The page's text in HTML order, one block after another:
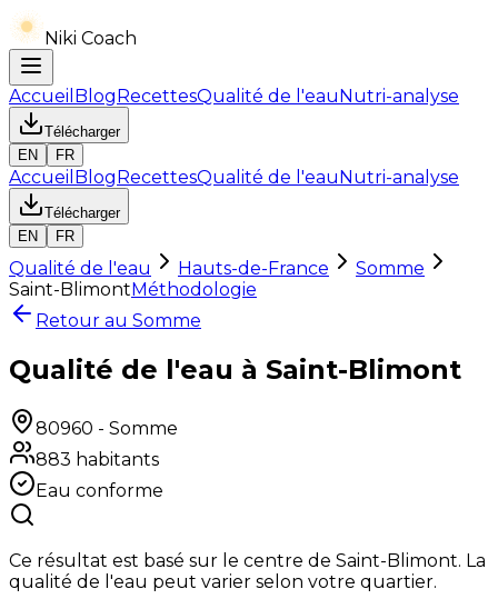
Niki Coach
Accueil BlogRecettesQualité de l'eauNutri-analyse
Télécharger
EN
FR
Accueil BlogRecettesQualité de l'eauNutri-analyse
Télécharger
EN
FR
Qualité de l'eau Hauts-de-France
Somme
Saint-BlimontMéthodologie
Retour au Somme
Qualité de l'eau à Saint-Blimont
80960 - Somme
883 habitants
Eau conforme
Ce résultat est basé sur le centre de Saint-Blimont. La
qualité de l'eau peut varier selon votre quartier.